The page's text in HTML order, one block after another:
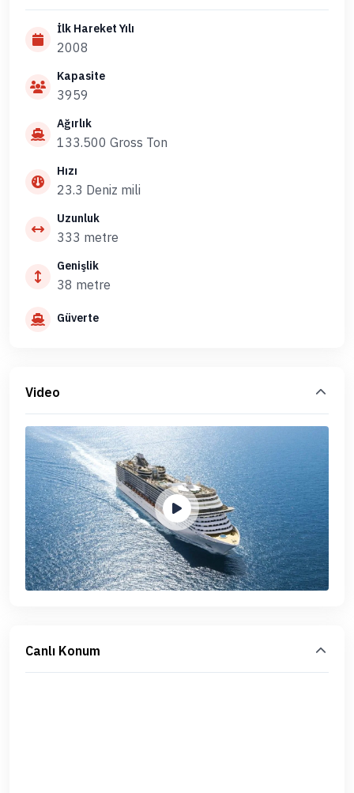
İlk Hareket Yılı
2008
Kapasite
3959
Ağırlık
133.500 Gross Ton
Hızı
23.3 Deniz mili
Uzunluk
333 metre
Genişlik
38 metre
Güverte
Video
Canlı Konum